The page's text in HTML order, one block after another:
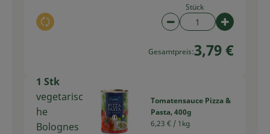
Auswahl ändern
Stück
Artikelanzahl
Gesamtpreis:3,79 €
1 Stk
vegetarisc
he
Bolognes
Tomatensauce Pizza &
Pasta, 400g
6,23 € / 1kg